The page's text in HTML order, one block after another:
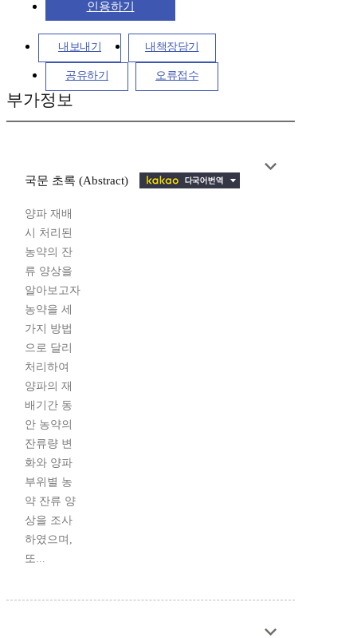
인용하기
내보내기 내책장담기
공유하기 오류접수
부가정보
국문 초록 (Abstract)
양파 재배
시 처리된
농약의 잔
류 양상을
알아보고자
농약을 세
가지 방법
으로 달리
처리하여
양파의 재
배기간 동
안 농약의
잔류량 변
화와 양파
부위별 농
약 잔류 양
상을 조사
하였으며,
또...